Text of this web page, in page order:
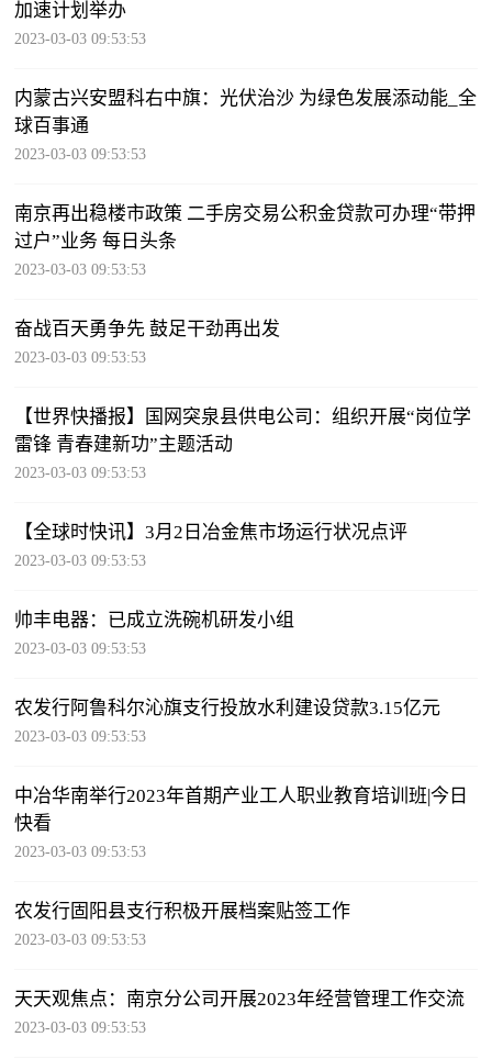
加速计划举办
2023-03-03 09:53:53
内蒙古兴安盟科右中旗：光伏治沙 为绿色发展添动能_全
球百事通
2023-03-03 09:53:53
南京再出稳楼市政策 二手房交易公积金贷款可办理“带押
过户”业务 每日头条
2023-03-03 09:53:53
奋战百天勇争先 鼓足干劲再出发
2023-03-03 09:53:53
【世界快播报】国网突泉县供电公司：组织开展“岗位学
雷锋 青春建新功”主题活动
2023-03-03 09:53:53
【全球时快讯】3月2日冶金焦市场运行状况点评
2023-03-03 09:53:53
帅丰电器：已成立洗碗机研发小组
2023-03-03 09:53:53
农发行阿鲁科尔沁旗支行投放水利建设贷款3.15亿元
2023-03-03 09:53:53
中冶华南举行2023年首期产业工人职业教育培训班|今日
快看
2023-03-03 09:53:53
农发行固阳县支行积极开展档案贴签工作
2023-03-03 09:53:53
天天观焦点：南京分公司开展2023年经营管理工作交流
2023-03-03 09:53:53